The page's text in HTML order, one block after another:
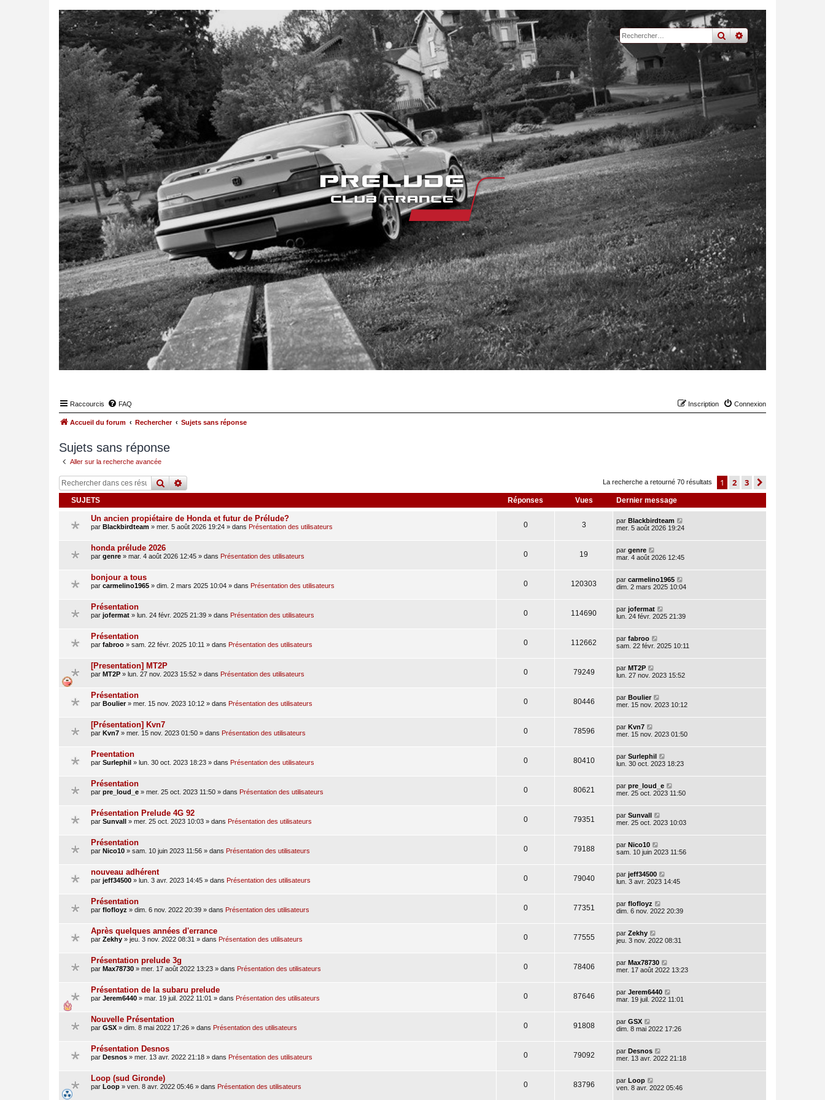
rechercher
recherche
Raccourcis FAQ Connexion
Inscription
Accueil du forum Rechercher Sujets sans réponse
Sujets sans réponse
Aller sur la recherche avancée
rechercher
recherche La recherche a retourné 70 résultats 1 2 3
SUJETS Réponses Vues Dernier message
Un ancien propiétaire de Honda et futur de Prélude?
par Blackbirdteam » mer. 5 août 2026 19:24 » dans Présentation des utilisateurs 0 3 par Blackbirdteam
mer. 5 août 2026 19:24
honda prélude 2026
par genre » mar. 4 août 2026 12:45 » dans Présentation des utilisateurs 0 19 par genre
mar. 4 août 2026 12:45
bonjour a tous
par carmelino1965 » dim. 2 mars 2025 10:04 » dans Présentation des utilisateurs 0 120303 par carmelino1965
dim. 2 mars 2025 10:04
Présentation
par jofermat » lun. 24 févr. 2025 21:39 » dans Présentation des utilisateurs 0 114690 par jofermat
lun. 24 févr. 2025 21:39
Présentation
par fabroo » sam. 22 févr. 2025 10:11 » dans Présentation des utilisateurs 0 112662 par fabroo
sam. 22 févr. 2025 10:11
[Presentation] MT2P
par MT2P » lun. 27 nov. 2023 15:52 » dans Présentation des utilisateurs 0 79249 par MT2P
lun. 27 nov. 2023 15:52
Présentation
par Boulier» mer. 15 nov. 2023 10:12 » dans Présentation des utilisateurs 0 80446 par Boulier
mer. 15 nov. 2023 10:12
[Présentation] Kvn7
par Kvn7 » mer. 15 nov. 2023 01:50 » dans Présentation des utilisateurs 0 78596 par Kvn7
mer. 15 nov. 2023 01:50
Preentation
par Surlephil » lun. 30 oct. 2023 18:23 » dans Présentation des utilisateurs 0 80410 par Surlephil
lun. 30 oct. 2023 18:23
Présentation
par pre_loud_e » mer. 25 oct. 2023 11:50 » dans Présentation des utilisateurs 0 80621 par pre_loud_e
mer. 25 oct. 2023 11:50
Présentation Prelude 4G 92
par Sunvall » mer. 25 oct. 2023 10:03 » dans Présentation des utilisateurs 0 79351 par Sunvall
mer. 25 oct. 2023 10:03
Présentation
par Nico10 » sam. 10 juin 2023 11:56 » dans Présentation des utilisateurs 0 79188 par Nico10
sam. 10 juin 2023 11:56
nouveau adhérent
par jeff34500 » lun. 3 avr. 2023 14:45 » dans Présentation des utilisateurs 0 79040 par jeff34500
lun. 3 avr. 2023 14:45
Présentation
par flofloyz » dim. 6 nov. 2022 20:39 » dans Présentation des utilisateurs 0 77351 par flofloyz
dim. 6 nov. 2022 20:39
Après quelques années d'errance
par Zekhy » jeu. 3 nov. 2022 08:31 » dans Présentation des utilisateurs 0 77555 par Zekhy
jeu. 3 nov. 2022 08:31
Présentation prelude 3g
par Max78730 » mer. 17 août 2022 13:23 » dans Présentation des utilisateurs 0 78406 par Max78730
mer. 17 août 2022 13:23
Présentation de la subaru prelude
par Jerem6440 » mar. 19 juil. 2022 11:01 » dans Présentation des utilisateurs 0 87646 par Jerem6440
mar. 19 juil. 2022 11:01
Nouvelle Présentation
par GSX » dim. 8 mai 2022 17:26 » dans Présentation des utilisateurs 0 91808 par GSX
dim. 8 mai 2022 17:26
Présentation Desnos
par Desnos » mer. 13 avr. 2022 21:18 » dans Présentation des utilisateurs 0 79092 par Desnos
mer. 13 avr. 2022 21:18
Loop (sud Gironde)
par Loop » ven. 8 avr. 2022 05:46 » dans Présentation des utilisateurs 0 83796 par Loop
ven. 8 avr. 2022 05:46